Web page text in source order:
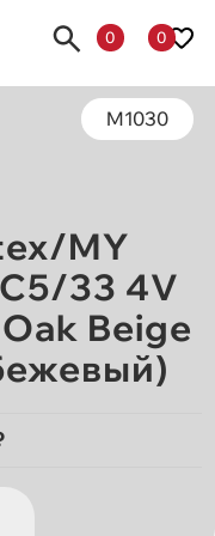
0 0
M1030
MY
33 4V
Beige